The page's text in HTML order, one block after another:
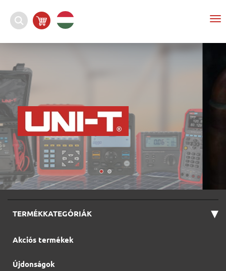
TERMÉKKATEGÓRIÁK ▾
Akciós termékek
Újdonságok